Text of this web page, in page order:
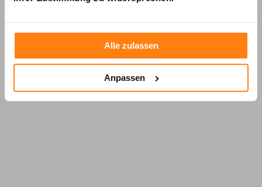
Alle zulassen
Anpassen